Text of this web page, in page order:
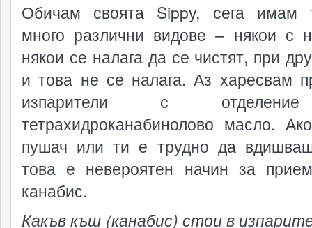
Обичам своята Sippy, сега имам
много различни видове – някои с
някои се налага да се чистят, при
и това не се налага. Аз харесвам
изпарители с
тетрахидроканабинолово масло.
пушач или ти е трудно да
това е невероятен начин за
канабис.
Какъв къш (канабис) стои в